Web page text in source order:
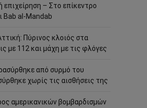
επιχείρηση – Στο επίκεντρο
Bab al-Mandab
Πύρινος κλοιός στα
με 112 και μάχη με τις φλόγες
από συρμό του
χωρίς τις αισθήσεις της
αμερικανικών βομβαρδισμών